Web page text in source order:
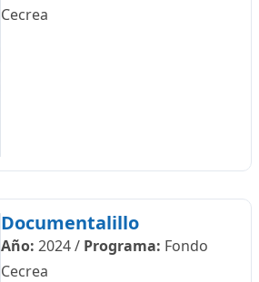
Cecrea
Documentalillo
Año: 2024/ Programa: Fondo
Cecrea